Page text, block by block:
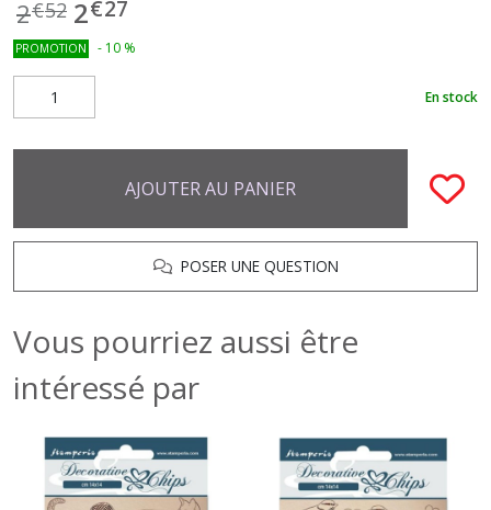
2€52 2€27
PROMOTION - 10 %
En stock
AJOUTER AU PANIER
POSER UNE QUESTION
Vous pourriez aussi être
intéressé par